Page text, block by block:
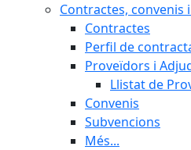
Contractes, convenis
Contractes
Perfil de
Proveïdors i
Llistat de
Convenis
Subvencions
Més...